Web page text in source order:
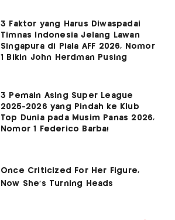
3 Faktor yang Harus Diwaspadai
Timnas Indonesia Jelang Lawan
Singapura di Piala AFF 2026, Nomor
1 Bikin John Herdman Pusing
3 Pemain Asing Super League
2025-2026 yang Pindah ke Klub
Top Dunia pada Musim Panas 2026,
Nomor 1 Federico Barba!